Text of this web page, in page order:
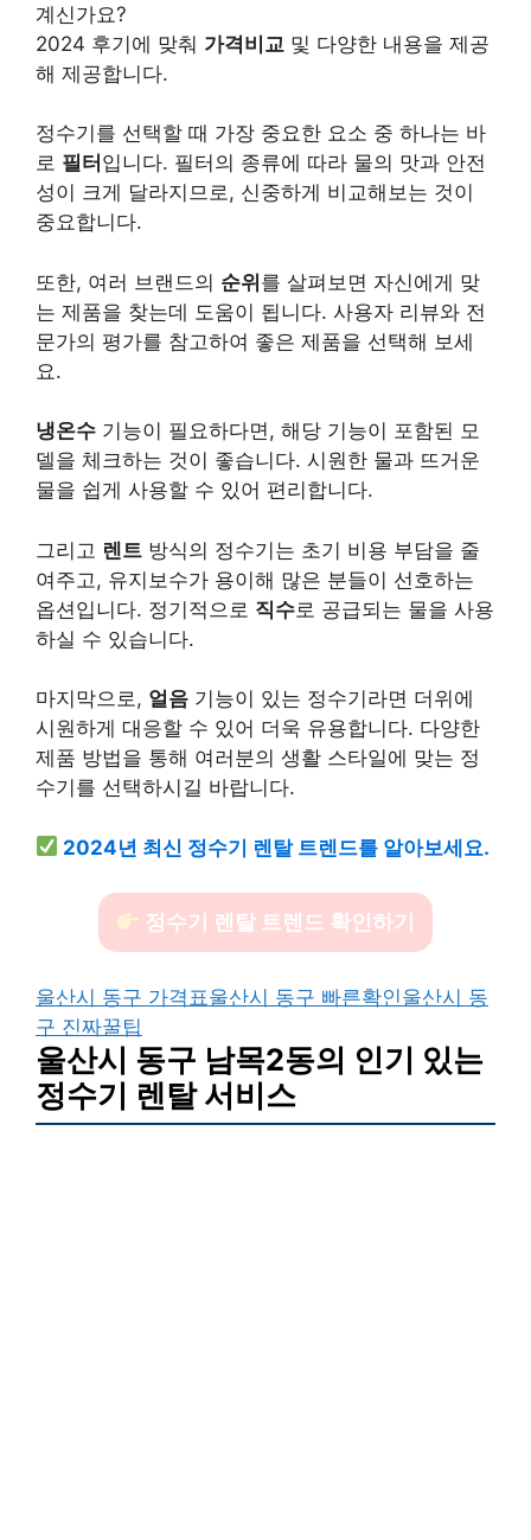
계신가요?
2024 후기에 맞춰 가격비교 및 다양한 내용을 제공
해 제공합니다.
정수기를 선택할 때 가장 중요한 요소 중 하나는 바
로 필터 입니다. 필터의 종류에 따라 물의 맛과 안전
성이 크게 달라지므로, 신중하게 비교해보는 것이
중요합니다.
또한, 여러 브랜드의 순위를 살펴보면 자신에게 맞
는 제품을 찾는데 도움이 됩니다. 사용자 리뷰와 전
문가의 평가를 참고하여 좋은 제품을 선택해 보세
요.
냉온수 기능이 필요하다면, 해당 기능이 포함된 모
델을 체크하는 것이 좋습니다. 시원한 물과 뜨거운
물을 쉽게 사용할 수 있어 편리합니다.
그리고 렌트 방식의 정수기는 초기 비용 부담을 줄
여주고, 유지보수가 용이해 많은 분들이 선호하는
옵션입니다. 정기적으로 직수로 공급되는 물을 사용
하실 수 있습니다.
마지막으로, 얼음 기능이 있는 정수기라면 더위에
시원하게 대응할 수 있어 더욱 유용합니다. 다양한
제품 방법을 통해 여러분의 생활 스타일에 맞는 정
수기를 선택하시길 바랍니다.
2024년 최신 정수기 렌탈 트렌드를 알아보세요.
정수기 렌탈 트렌드 확인하기
울산시 동구 가격표울산시 동구 빠른확인울산시 동
구 진짜꿀팁
울산시 동구 남목2동의 인기 있는
정수기 렌탈 서비스